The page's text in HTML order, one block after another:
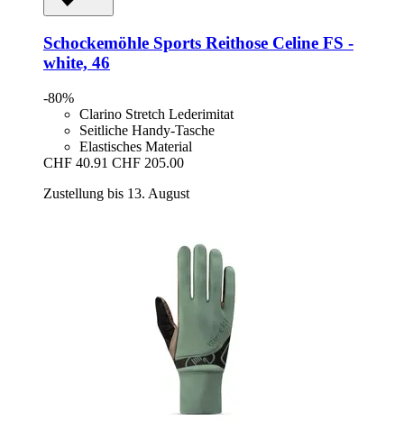
Schockemöhle Sports Reithose Celine FS -​
white, 46
-80%
Clarino Stretch Lederimitat
Seitliche Handy-Tasche
Elastisches Material
CHF 40.91 CHF 205.00
Zustellung bis 13. August